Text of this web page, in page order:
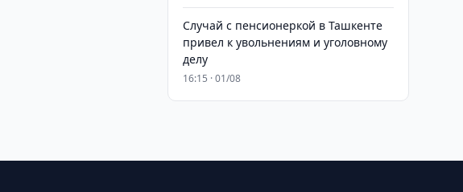
Случай с пенсионеркой в Ташкенте
привел к увольнениям и уголовному
делу
16:15 · 01/08